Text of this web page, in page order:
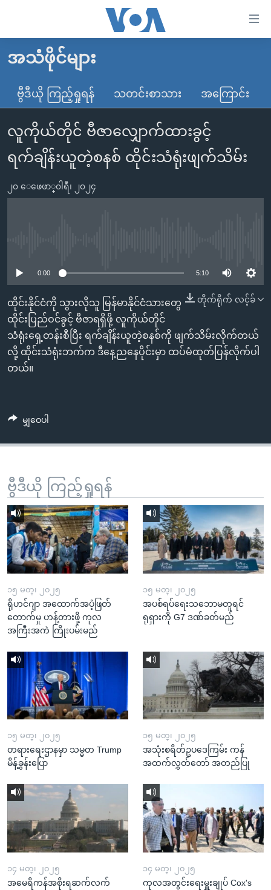
လွယ်ကူ
သည့်
များ
ပင်မ
သို့
စာမျက်နှာ
သို့
ကျော်
ကြည့်
ရန်
နေရာ
မူလစာမျက်နှာ
မြန်မာ
ကမ္ဘာ့သတင်းများ
နိုင်ငံတကာ
အမေရိကန်
အစ္စရေး-ပါလက်စတိုင်း
ဗွီဒီယို
သတင်းလွတ်လပ်ခွင့်
ရပ်ဝန်းတခု လမ်းတခု အလွန်
အင်္ဂလိပ်စာလေ့လာမယ်
ဗွီအိုအေ လူမှုကွန်ယက်များ
အသံဖိုင်များ
ဗွီဒီယို ကြည့်ရှုရန် သတင်းစာသား အကြောင်း
လူကိုယ်တိုင် ဗီဇာလျှောက်ထားခွင့်
ရက်ချိန်းယူတဲ့စနစ် ထိုင်းသံရုံးဖျက်သိမ်း
၂၀ ေဖေဖာ္၀ါရီ၊ ၂၀၂၄
0:00 5:10
တိုက်ရိုက် လင့်ခ်
ထိုင်းနိုင်ငံကို သွားလိုသူ မြန်မာနိုင်ငံသားတွေ
ထိုင်းပြည်ဝင်ခွင့် ဗီဇာရရှိဖို့ လူကိုယ်တိုင်
သံရုံးရှေ့တန်းစီပြီး ရက်ချိန်းယူတဲ့စနစ်ကို ဖျက်သိမ်းလိုက်တယ်
လို့ ထိုင်းသံရုံးဘက်က ဒီနေ့ညနေပိုင်းမှာ ထပ်မံထုတ်ပြန်လိုက်ပါ
တယ်။
မျှဝေပါ
ဗွီဒီယို ကြည့်ရှုရန်
၁၅ မတ္၊ ၂၀၂၅
ရိုဟင်ဂျာ အထောက်အပံ့ဖြတ်
တောက်မှု ဟန့်တားဖို့ ကုလ
အကြီးအကဲ ကြိုးပမ်းမည်
၁၅ မတ္၊ ၂၀၂၅
အပစ်ရပ်ရေးသဘောမတူရင်
ရုရှားကို G7 ဒဏ်ခတ်မည်
၁၅ မတ္၊ ၂၀၂၅
တရားရေးဌာနမှာ သမ္မတ Trump
မိန့်ခွန်းပြော
၁၅ မတ္၊ ၂၀၂၅
အသုံးစရိတ်ဥပဒေကြမ်း ကန်
အထက်လွှတ်တော် အတည်ပြု
၁၄ မတ္၊ ၂၀၂၅
အမေရိကန်အစိုးရဆက်လက်
၁၄ မတ္၊ ၂၀၂၅
ကုလအတွင်းရေးမှူးချုပ် Cox's